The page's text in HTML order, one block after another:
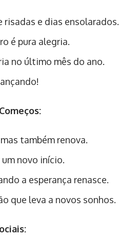
risadas e dias ensolarados.
é pura alegria.
no último mês do ano.
também renova.
novo início.
a esperança renasce.
que leva a novos sonhos.